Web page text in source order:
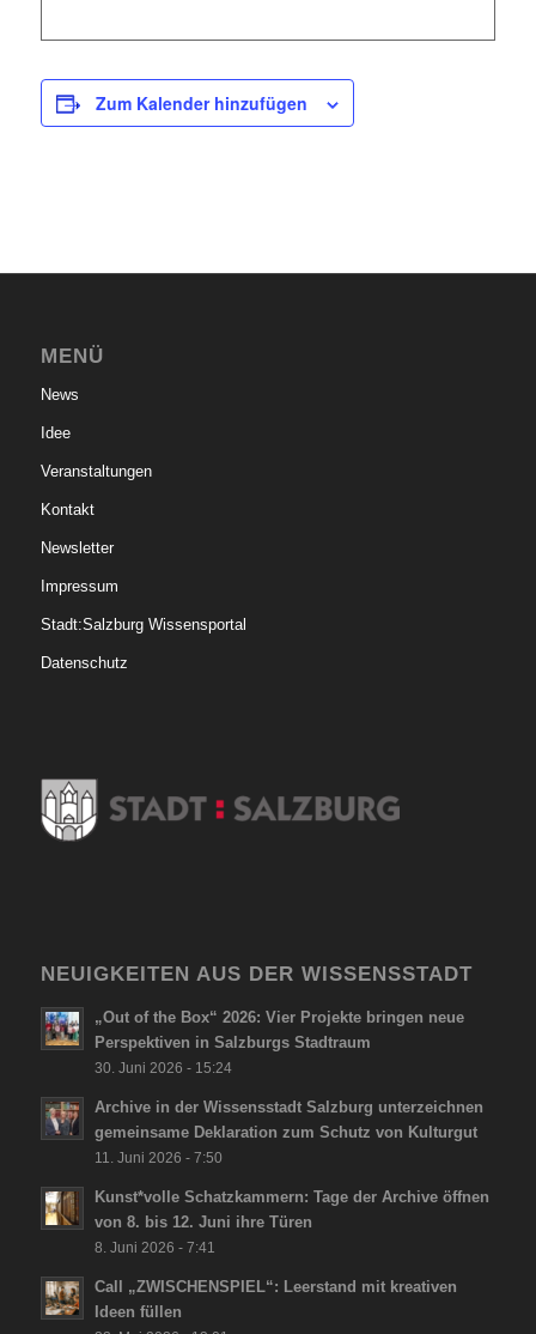
Zum Kalender hinzufügen
MENÜ
News
Idee
Veranstaltungen
Kontakt
Newsletter
Impressum
Stadt:Salzburg Wissensportal
Datenschutz
NEUIGKEITEN AUS DER WISSENSSTADT
„Out of the Box“ 2026: Vier Projekte bringen neue
Perspektiven in Salzburgs Stadtraum
30. Juni 2026 - 15:24
Archive in der Wissensstadt Salzburg unterzeichnen
gemeinsame Deklaration zum Schutz von Kulturgut
11. Juni 2026 - 7:50
Kunst*volle Schatzkammern: Tage der Archive öffnen
von 8. bis 12. Juni ihre Türen
8. Juni 2026 - 7:41
Call „ZWISCHENSPIEL“: Leerstand mit kreativen
Ideen füllen